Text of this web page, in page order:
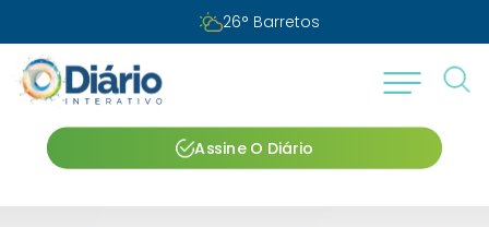
26° Barretos
Assine O Diário